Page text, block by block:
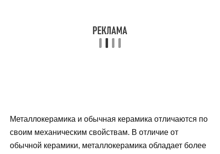
Металлокерамика и обычная керамика отличаются по
своим механическим свойствам. В отличие от
обычной керамики, металлокерамика обладает более